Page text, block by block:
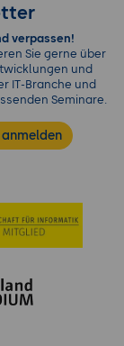
verpassen!
Sie gerne über
und
IT-Branche und
Seminare.